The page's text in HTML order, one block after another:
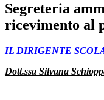
Segreteria
ricevimento al
IL DIRIGENTE
Dott.ssa Silvana